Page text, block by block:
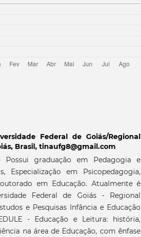
Federal de Goiás/Regional
Brasil, tinaufg8@gmail.com
Possui graduação em Pedagogia e
Especialização em Psicopedagogia,
em Educação. Atualmente é
Federal de Goiás - Regional
e Pesquisas Infância e Educação
- Educação e Leitura: história,
na área de Educação, com ênfase